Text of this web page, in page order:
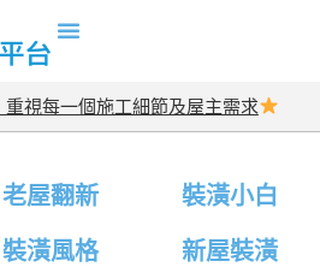
視每一個施工細節及屋主需求
老屋翻新
裝潢小白
裝潢風格 新屋裝潢